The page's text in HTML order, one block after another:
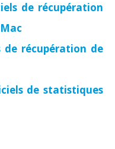
de récupération
de récupération de
de statistiques